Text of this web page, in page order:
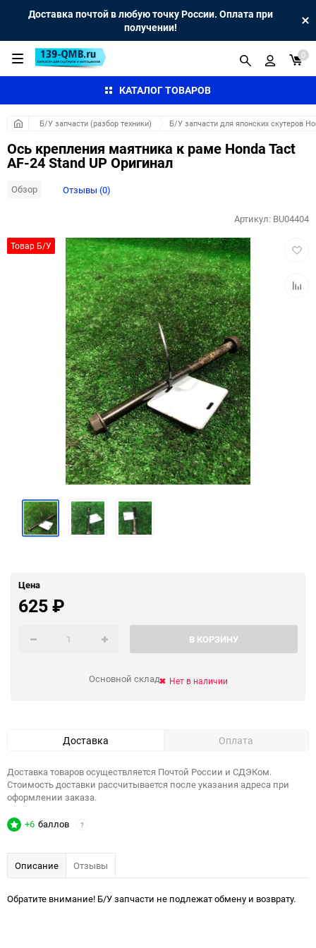
Доставка почтой в любую точку России. Оплата при
получении!
КАТАЛОГ ТОВАРОВ
0
Б/У запчасти (разбор техники) Б/У запчасти для японских скутеров
Ось крепления маятника к раме Honda Tact
AF-24 Stand UP Оригинал
Обзор Отзывы (0)
Товар Б/У
Артикул: BU04404
Цена
625₽
В КОРЗИНУ
Основной склад Нет в наличии
Доставка Оплата
Доставка товаров осуществляется Почтой России и СДЭКом.
Стоимость доставки рассчитывается после указания адреса при
оформлении заказа.
+6 баллов ?
Описание Отзывы
Обратите внимание! Б/У запчасти не подлежат обмену и возврату.